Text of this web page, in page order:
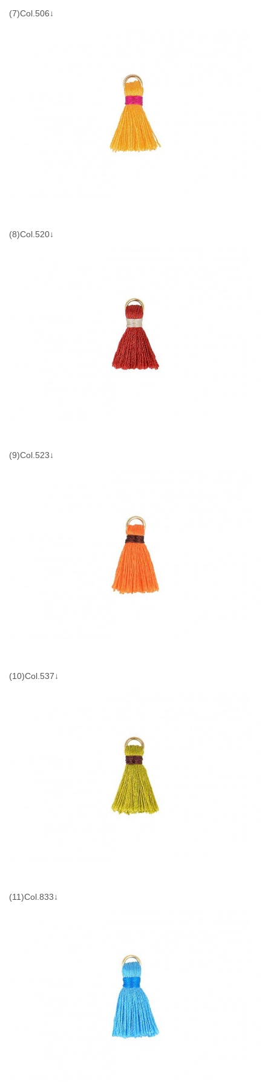
(7)Col.506↓
(8)Col.520↓
(9)Col.523↓
(10)Col.537↓
(11)Col.833↓